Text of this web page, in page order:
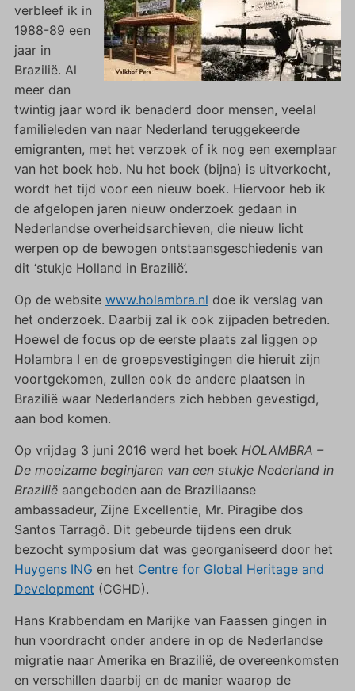
verbleef ik in
1988-89 een
jaar in
Brazilië. Al
meer dan
twintig jaar word ik benaderd door mensen, veelal
familieleden van naar Nederland teruggekeerde
emigranten, met het verzoek of ik nog een exemplaar
van het boek heb. Nu het boek (bijna) is uitverkocht,
wordt het tijd voor een nieuw boek. Hiervoor heb ik
de afgelopen jaren nieuw onderzoek gedaan in
Nederlandse overheidsarchieven, die nieuw licht
werpen op de bewogen ontstaansgeschiedenis van
dit ‘stukje Holland in Brazilië’.
Op de website www.holambra.nl doe ik verslag van
het onderzoek. Daarbij zal ik ook zijpaden betreden.
Hoewel de focus op de eerste plaats zal liggen op
Holambra I en de groepsvestigingen die hieruit zijn
voortgekomen, zullen ook de andere plaatsen in
Brazilië waar Nederlanders zich hebben gevestigd,
aan bod komen.
Op vrijdag 3 juni 2016 werd het boek HOLAMBRA –
De moeizame beginjaren van een stukje Nederland in
Braziliëaangeboden aan de Braziliaanse
ambassadeur, Zijne Excellentie, Mr. Piragibe dos
Santos Tarragô. Dit gebeurde tijdens een druk
bezocht symposium dat was georganiseerd door het
Huygens ING en het Centre for Global Heritage and
Development (CGHD).
Hans Krabbendam en Marijke van Faassen gingen in
hun voordracht onder andere in op de Nederlandse
migratie naar Amerika en Brazilië, de overeenkomsten
en verschillen daarbij en de manier waarop de